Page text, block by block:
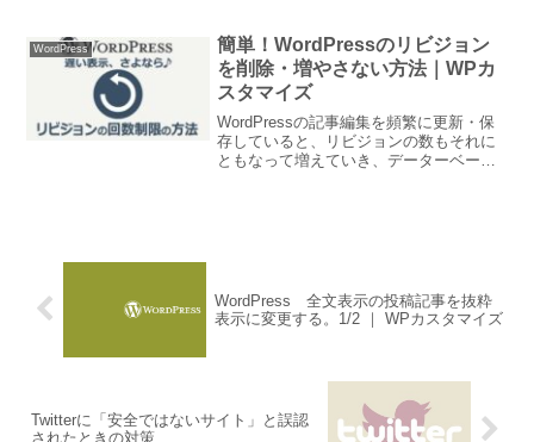
タマイズしていけるように、WordPress
をロー...
WordPress
簡単！WordPressのリビジョン
を削除・増やさない方法｜WPカ
スタマイズ
WordPressの記事編集を頻繁に更新・保
存していると、リビジョンの数もそれに
ともなって増えていき、データーベース
WordPress 全文表示の投稿記事を抜粋
表示に変更する。1/2 ｜ WPカスタマイズ
Twitterに「安全ではないサイト」と誤認
されたときの対策